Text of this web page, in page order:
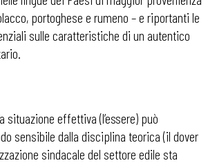
portoghese e rumeno – e riportanti le
sulle caratteristiche di un autentico
situazione effettiva (l’essere) può
sensibile dalla disciplina teorica (il dover
sindacale del settore edile sta